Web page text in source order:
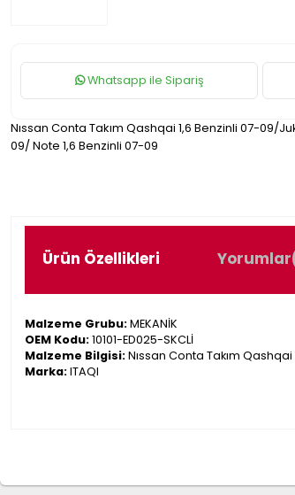
Whatsapp ile Sipariş
Nıssan Conta Takım Qashqai 1,6 Benzinli 07-09/
09/ Note 1,6 Benzinli 07-09
Ürün Özellikleri Yorumlar
Malzeme Grubu:MEKANİK
OEM Kodu:10101-ED025-SKCLİ
Malzeme Bilgisi:Nıssan Conta Takım
Marka:ITAQI